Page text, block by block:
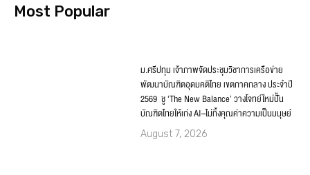
Most Popular
ม.ศรีปทุม เจ้าภาพจัดประชุมวิชาการเครือข่าย
พัฒนาบัณฑิตอุดมคติไทย เขตภาคกลาง ประจำปี
2569 ชู ‘The New Balance’ วางโจทย์ใหม่ปั้น
บัณฑิตไทยให้เก่ง AI–ไม่ทิ้งคุณค่าความเป็นมนุษย์
August 7, 2026